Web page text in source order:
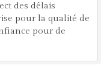
des délais
pour la qualité de
pour de